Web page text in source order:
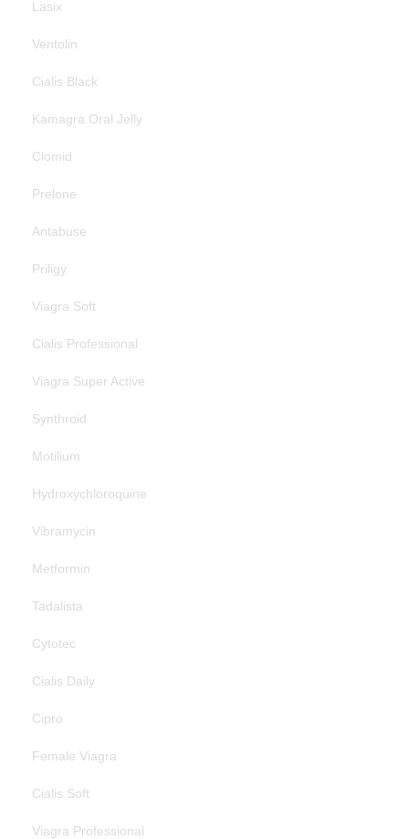
Lasix
Ventolin
Cialis Black
Kamagra Oral Jelly
Clomid
Prelone
Antabuse
Priligy
Viagra Soft
Cialis Professional
Viagra Super Active
Synthroid
Motilium
Hydroxychloroquine
Vibramycin
Metformin
Tadalista
Cytotec
Cialis Daily
Cipro
Female Viagra
Cialis Soft
Viagra Professional